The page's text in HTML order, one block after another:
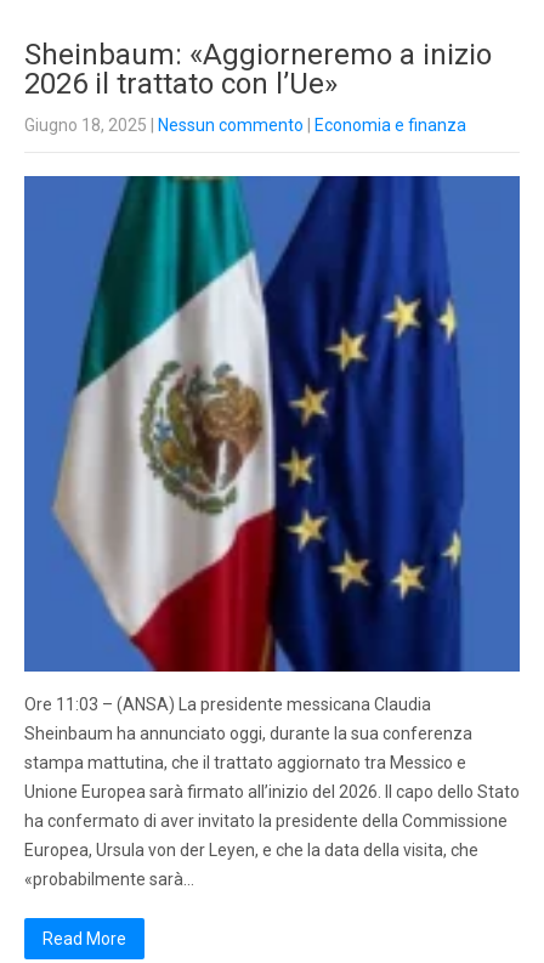
Sheinbaum: «Aggiorneremo a inizio
2026 il trattato con l’Ue»
Giugno 18, 2025 Nessun commento Economia e finanza
Ore 11:03 – (ANSA) La presidente messicana Claudia
Sheinbaum ha annunciato oggi, durante la sua conferenza
stampa mattutina, che il trattato aggiornato tra Messico e
Unione Europea sarà firmato all’inizio del 2026. Il capo dello Stato
ha confermato di aver invitato la presidente della Commissione
Europea, Ursula von der Leyen, e che la data della visita, che
«probabilmente sarà…
Read More